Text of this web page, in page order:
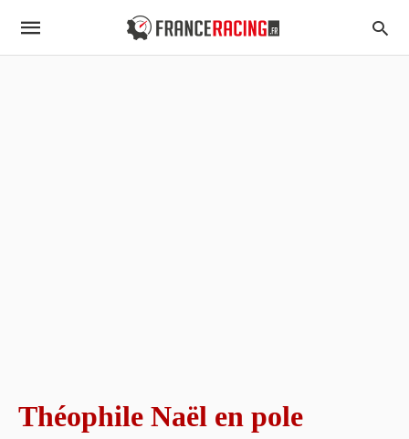
Théophile Naël en pole